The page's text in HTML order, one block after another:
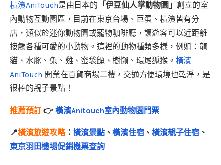
橫濱AniTouch是由日本的 「伊豆仙人掌動物園」 創立的室
內動物互動園區，目前在東京台場、巨蛋、橫濱皆有分
店，類似於迷你動物園或寵物咖啡廳，讓遊客可以近距離
接觸各種可愛的小動物。這裡的動物種類多樣，例如：龍
貓、水豚、兔、雞、蜜袋鼯、樹懶、環尾狐猴。 橫濱
AniTouch 開業在百貨商場二樓，交通方便環境也乾淨，是
很棒的親子景點！
推薦預訂 👉 橫濱Anitouch室內動物園門票
📍橫濱旅遊攻略： 橫濱景點 、 橫濱住宿 、 橫濱親子住宿 、
東京羽田機場促銷機票查詢